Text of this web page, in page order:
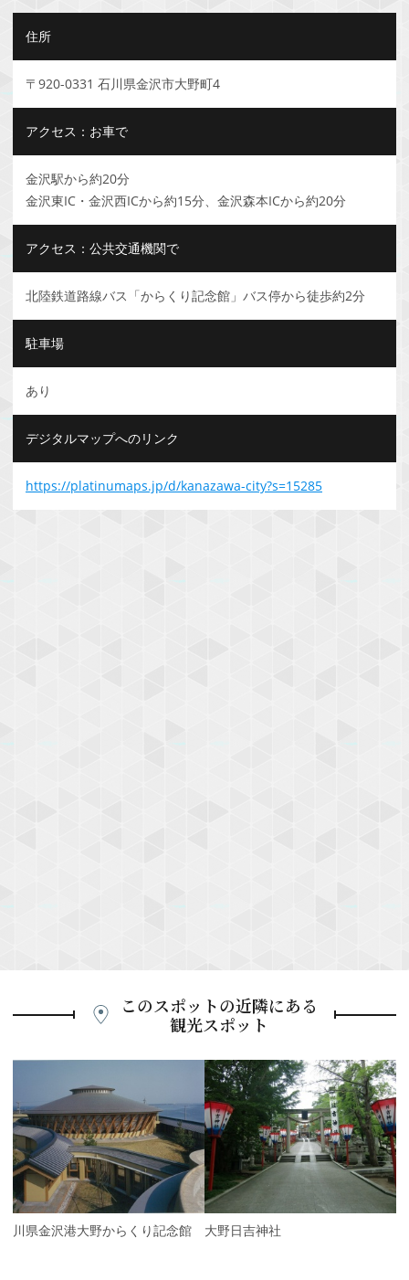
住所
〒920-0331 石川県金沢市大野町4
アクセス：お車で
金沢駅から約20分
金沢東IC・金沢西ICから約15分、金沢森本ICから約20分
アクセス：公共交通機関で
北陸鉄道路線バス「からくり記念館」バス停から徒歩約2分
駐車場
あり
デジタルマップへのリンク
https://platinumaps.jp/d/kanazawa-city?s=15285
このスポットの近隣にある
観光スポット
e
v
i
o
u
s
石川県金沢港大野からくり記念館 大野日吉神社
N
e
x
t